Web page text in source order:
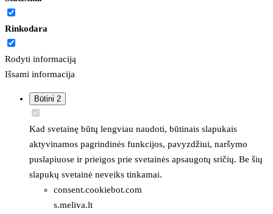
Rinkodara
Rodyti informaciją
Išsami informacija
Būtini 2
Kad svetainę būtų lengviau naudoti, būtinais slapukais
aktyvinamos pagrindinės funkcijos, pavyzdžiui, naršymo
puslapiuose ir prieigos prie svetainės apsaugotų sričių. Be šių
slapukų svetainė neveiks tinkamai.
consent.cookiebot.com
s.meliva.lt